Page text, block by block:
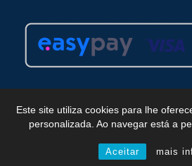
Este site utiliza cookies para lhe
personalizada. Ao navegar está a
Aceitar mais
Copyright © Funerária Trofense
Powered by WordPress, Theme i-max